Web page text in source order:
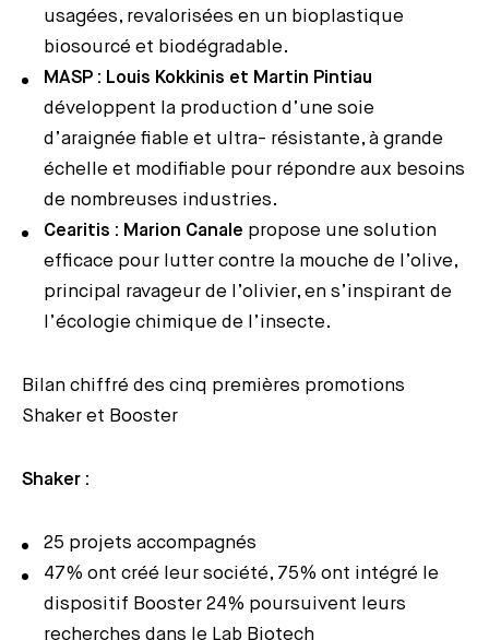
usagées, revalorisées en un bioplastique
biosourcé et biodégradable.
MASP : Louis Kokkinis et Martin Pintiau
développent la production d’une soie
d’araignée fiable et ultra- résistante, à grande
échelle et modifiable pour répondre aux besoins
de nombreuses industries.
Cearitis : Marion Canale propose une solution
efficace pour lutter contre la mouche de l’olive,
principal ravageur de l’olivier, en s’inspirant de
l’écologie chimique de l’insecte.
Bilan chiffré des cinq premières promotions
Shaker et Booster
Shaker :
25 projets accompagnés
47% ont créé leur société, 75% ont intégré le
dispositif Booster 24% poursuivent leurs
recherches dans le Lab Biotech